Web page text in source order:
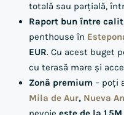
totală sau parțială,
Raport bun între
penthouse în
EUR. Cu acest buget
cu terasă mare și
Zonă premium – poți
Mila de Aur, Nueva